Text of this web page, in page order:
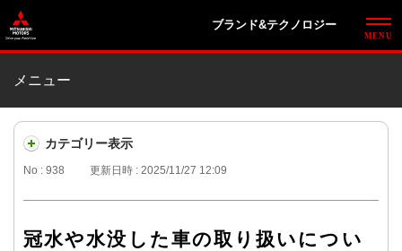
ブランド&テクノロジー
メニュー
カテゴリー表示
No : 938 更新日時 : 2025/11/27 12:09
冠水や水没した車の取り扱いについ